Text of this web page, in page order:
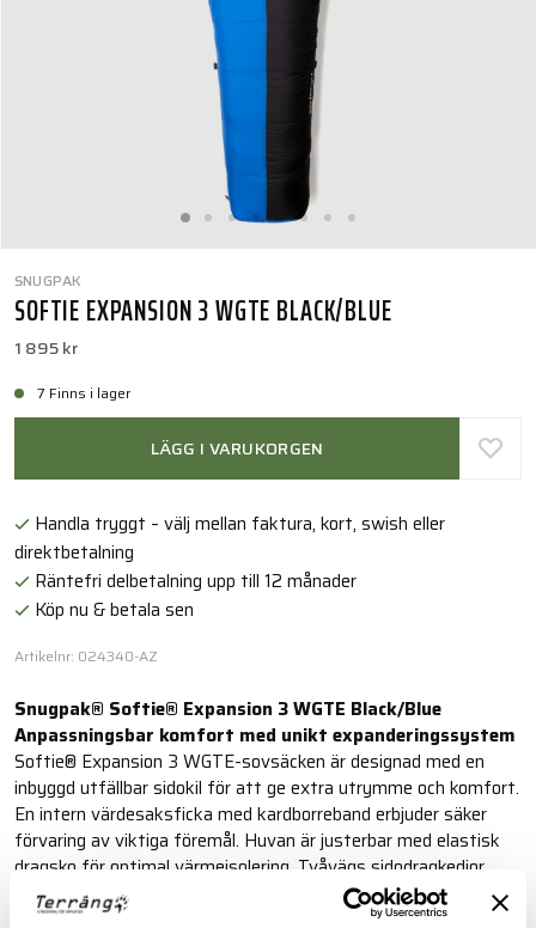
SNUGPAK
SOFTIE EXPANSION 3 WGTE BLACK/BLUE
1 895 kr
7 Finns i lager
LÄGG I VARUKORGEN
Handla tryggt – välj mellan faktura, kort, swish eller
direktbetalning
Räntefri delbetalning upp till 12 månader
Köp nu & betala sen
Artikelnr: 024340-AZ
Snugpak® Softie® Expansion 3 WGTE Black/Blue
Anpassningsbar komfort med unikt expanderingssystem
Softie® Expansion 3 WGTE-sovsäcken är designad med en
inbyggd utfällbar sidokil för att ge extra utrymme och komfort.
En intern värdesaksficka med kardborreband erbjuder säker
förvaring av viktiga föremål. Huvan är justerbar med elastisk
dragsko för optimal värmeisolering. Tvåvägs sidodragkedjor
med en isolerad baffel bakom förhindrar värmeförlust.